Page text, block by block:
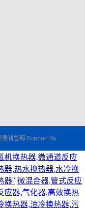
制总部 Support By
机换热器,微通道反应
器,热水换热器,水冷换
器" 微混合器,管式反应
应器,气化器,高效换热
换热器,油冷换热器,污